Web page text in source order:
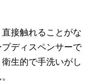
接触れることがな
ディスペンサーで
生的で手洗いがし